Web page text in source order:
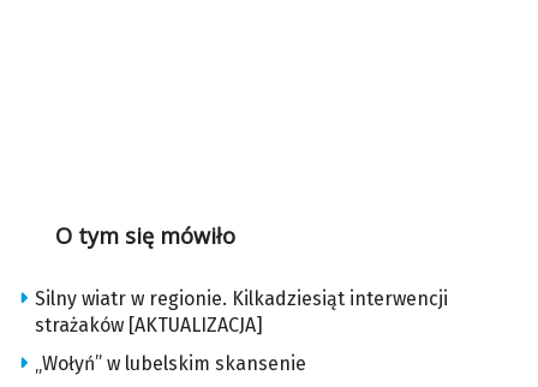
O tym się mówiło
Silny wiatr w regionie. Kilkadziesiąt interwencji
strażaków [AKTUALIZACJA]
„Wołyń” w lubelskim skansenie